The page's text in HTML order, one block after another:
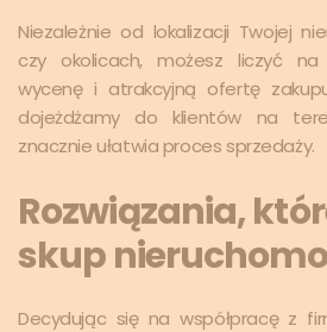
Niezależnie od lokalizacji Twojej
czy okolicach, możesz liczyć na
wycenę i atrakcyjną ofertę
dojeżdżamy do klientów na
znacznie ułatwia proces sprzedaży.
Rozwiązania,
skup
Decydując się na współpracę z